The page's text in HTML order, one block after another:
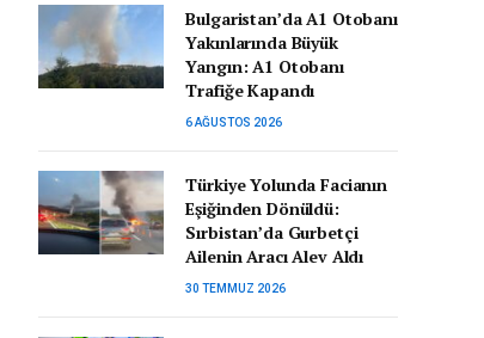
Bulgaristan’da A1 Otobanı
Yakınlarında Büyük
Yangın: A1 Otobanı
Trafiğe Kapandı
6 AĞUSTOS 2026
Türkiye Yolunda Facianın
Eşiğinden Dönüldü:
Sırbistan’da Gurbetçi
Ailenin Aracı Alev Aldı
30 TEMMUZ 2026